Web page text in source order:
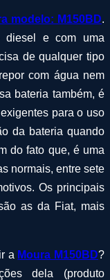
modelo: M150BD.
diesel e com uma
de qualquer tipo
com água nem
bateria também, é
para o uso
da bateria quando
do fato que, é uma
normais, entre sete
Os principais
as da Fiat, mais
a Moura M150BD?
dela (produto